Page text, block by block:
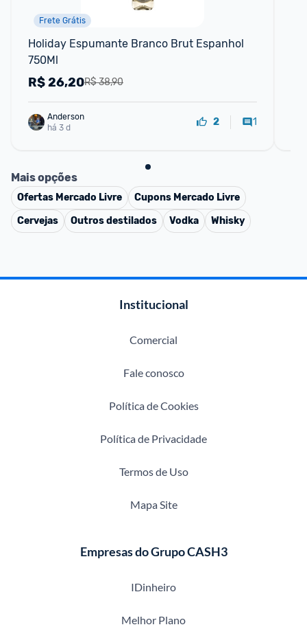
Frete Grátis
Holiday Espumante Branco Brut Espanhol
750Ml
R$ 38,90
R$26,20
Anderson
há 3 d
2 1
Mais opções
Ofertas Mercado Livre Cupons Mercado Livre
Cervejas
Outros destilados Vodka Whisky
Institucional
Comercial
Fale conosco
Política de Cookies
Política de Privacidade
Termos de Uso
Mapa Site
Empresas do Grupo CASH3
IDinheiro
Melhor Plano